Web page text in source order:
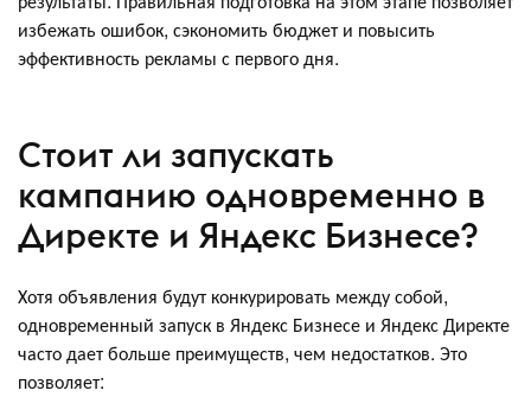
избежать ошибок, сэкономить бюджет и повысить
эффективность рекламы с первого дня.
Стоит ли запускать
кампанию одновременно в
Директе и Яндекс Бизнесе?
Хотя объявления будут конкурировать между собой,
одновременный запуск в Яндекс Бизнесе и Яндекс Директе
часто дает больше преимуществ, чем недостатков. Это
позволяет: